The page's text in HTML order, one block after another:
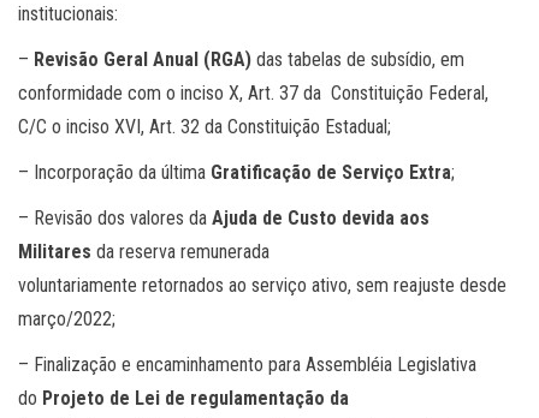
institucionais:
– Revisão Geral Anual (RGA) das tabelas de subsídio, em
conformidade com o inciso X, Art. 37 da Constituição Federal,
C/C o inciso XVI, Art. 32 da Constituição Estadual;
– Incorporação da última Gratificação de Serviço Extra;
– Revisão dos valores da Ajuda de Custo devida aos
Militares da reserva remunerada
voluntariamente retornados ao serviço ativo, sem reajuste desde
março/2022;
– Finalização e encaminhamento para Assembléia Legislativa
do Projeto de Lei de regulamentação da